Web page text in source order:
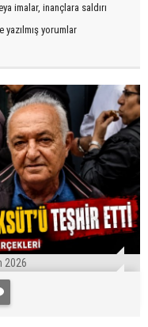
imalar, inançlara saldırı
yorumlar
2026